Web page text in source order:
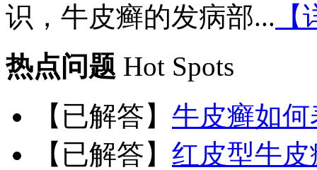
识，牛皮癣的发病部...
热点问题 Hot Spots
【已解答】 牛皮癣如
【已解答】 红皮型牛